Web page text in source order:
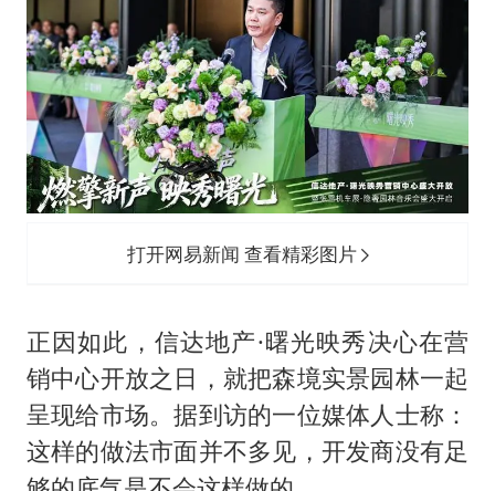
打开网易新闻 查看精彩图片
正因如此，信达地产·曙光映秀决心在营
销中心开放之日，就把森境实景园林一起
呈现给市场。据到访的一位媒体人士称：
这样的做法市面并不多见，开发商没有足